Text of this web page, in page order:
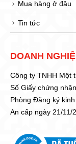
Mua hàng ở đâu
Tin tức
DOANH
Công ty TNHH Một
Số Giấy chứng
Phòng Đăng ký
An cấp ngày 21/11/